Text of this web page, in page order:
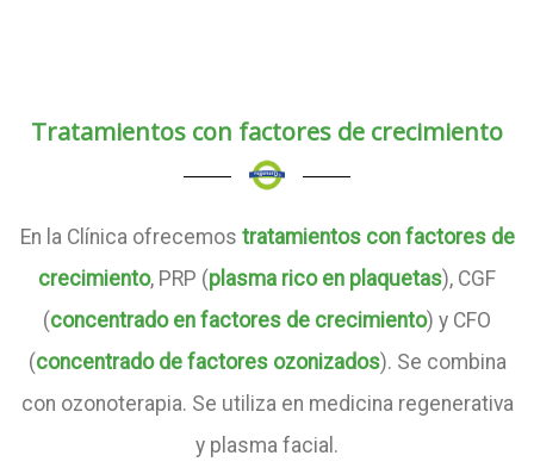
Tratamientos con factores de crecimiento
En la Clínica ofrecemos tratamientos con factores de
crecimiento, PRP (plasma rico en plaquetas), CGF
(concentrado en factores de crecimiento) y CFO
(concentrado de factores ozonizados). Se combina
con ozonoterapia. Se utiliza en medicina regenerativa
y plasma facial.